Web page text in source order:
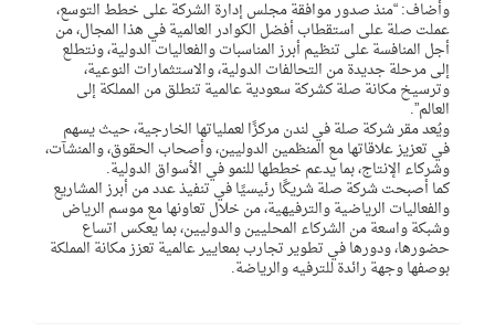
وأضاف: “منذ صدور موافقة مجلس إدارة الشركة على خطط التوسع،
عملت صلة على استقطاب أفضل الكوادر العالمية في هذا المجال، من
أجل المنافسة على تنظيم أبرز المناسبات والفعاليات الدولية، ونتطلع
إلى مرحلة جديدة من التحالفات الدولية، والاستثمارات النوعية،
وترسيخ مكانة صلة كشركة سعودية عالمية تنطلق من المملكة إلى
العالم”.
ويُعد مقر شركة صلة في لندن مركزًا لعملياتها الخارجية، حيث يسهم
في تعزيز علاقاتها مع المنظمين الدوليين، وأصحاب الحقوق، والمنشآت،
وشركاء الإنتاج، بما يدعم خططها للنمو في الأسواق الدولية.
كما أصبحت شركة صلة شريكًا رئيسيًا في تنفيذ عدد من أبرز المشاريع
والفعاليات الرياضية والترفيهية، من خلال تعاونها مع موسم الرياض
وشبكة واسعة من الشركاء المحليين والدوليين، بما يعكس اتساع
حضورها، ودورها في تطوير تجارب بمعايير عالمية تعزز مكانة المملكة
بوصفها وجهة رائدة للترفيه والرياضة.